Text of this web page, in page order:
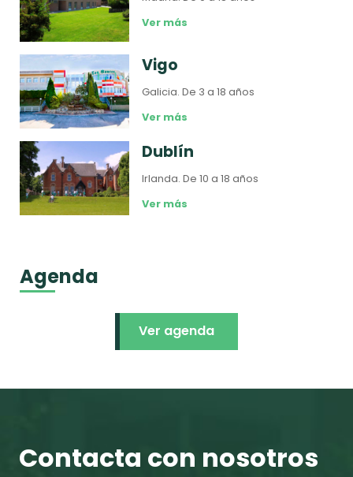
Ver más
Vigo
Galicia.De 3 a 18 años
Ver más
Dublín
Irlanda.De 10 a 18 años
Ver más
Agenda
Ver agenda
Contacta con nosotros